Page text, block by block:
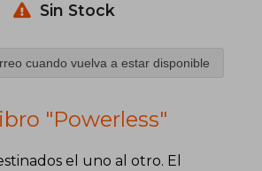
Sin Stock
cuando vuelva a estar disponible
"Powerless"
el uno al otro. El